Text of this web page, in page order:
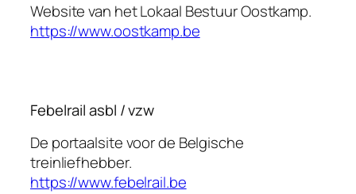
Website van het Lokaal Bestuur Oostkamp.
https://www.oostkamp.be
Febelrail asbl / vzw
De portaalsite voor de Belgische
treinliefhebber.
https://www.febelrail.be